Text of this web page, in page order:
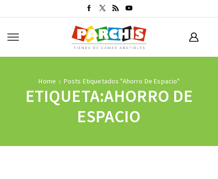
Home Posts Etiquetados "ahorro De Espacio"
ETIQUETA:AHORRO DE
ESPACIO